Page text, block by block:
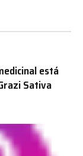
está
Sativa